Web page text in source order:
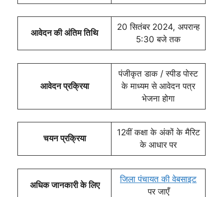
आवेदन की अंतिम तिथि
20 सितंबर 2024, अपरान्ह
5:30 बजे तक
आवेदन प्रक्रिया
पंजीकृत डाक / स्पीड पोस्ट
के माध्यम से आवेदन पत्र
भेजना होगा
चयन प्रक्रिया
12वीं कक्षा के अंकों के मैरिट
के आधार पर
अधिक जानकारी के लिए
जिला पंचायत की वेबसाइट
पर जाएँ